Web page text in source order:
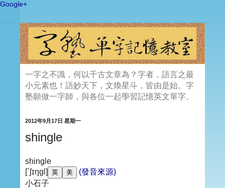
Google+
一字之不識，何以千古文章為？字者，語言之最
小元素也！語妙天下，文煥星斗，皆由是始。字
塾願做一字師，與各位一起學習記憶英文單字。
2012年9月17日 星期一
shingle
shingle
[`ʃɪŋgl]
(發音來源)
小石子